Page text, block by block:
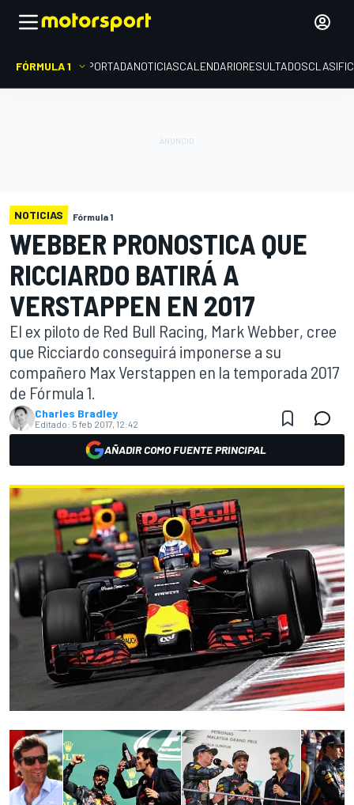
FÓRMULA 1 PORTADANOTICIASCALENDARIORESULTADOS
NOTICIAS Fórmula 1
WEBBER PRONOSTICA QUE
RICCIARDO BATIRÁ A
VERSTAPPEN EN 2017
El ex piloto de Red Bull Racing, Mark Webber, cree
que Ricciardo conseguirá imponerse a su
compañero Max Verstappen en la temporada 2017
de Fórmula 1.
Charles Bradley
Editado: 5 feb 2017, 12:42
AÑADIR COMO FUENTE PRINCIPAL